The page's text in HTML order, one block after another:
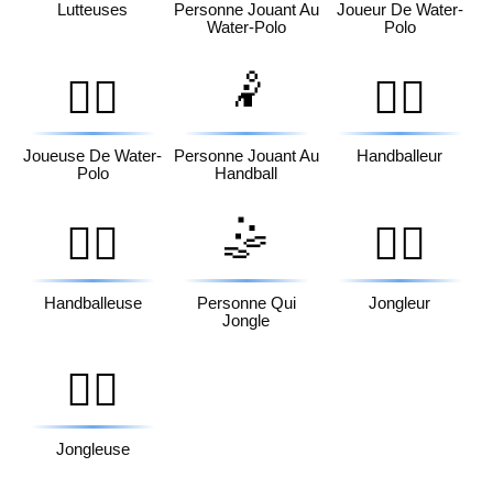
Lutteuses
Personne Jouant Au
Water-Polo
Joueur De Water-
Polo
🤽‍♀️
Joueuse De Water-
Polo
🤾
Personne Jouant Au
Handball
🤾‍♂️
Handballeur
🤾‍♀️
Handballeuse
🤹
Personne Qui
Jongle
🤹‍♂️
Jongleur
🤹‍♀️
Jongleuse